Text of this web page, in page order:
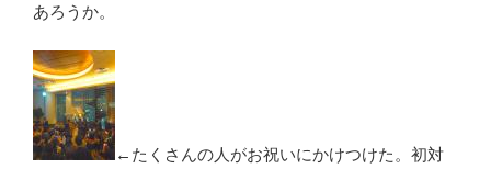
あろうか。
←たくさんの人がお祝いにかけつけた。初対